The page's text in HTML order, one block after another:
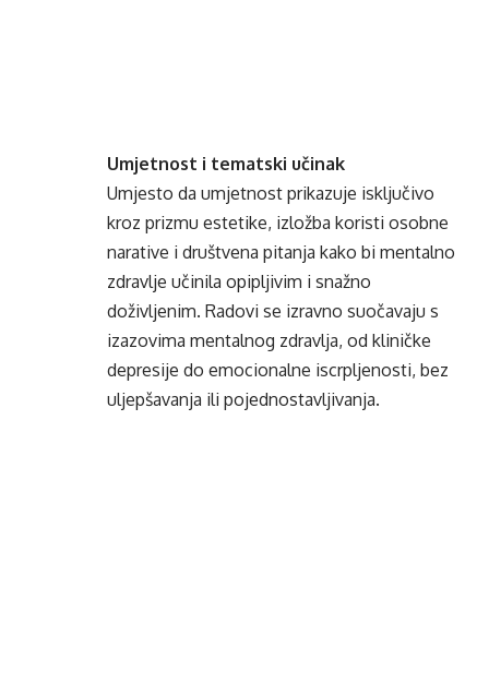
Umjetnost i tematski učinak
Umjesto da umjetnost prikazuje isključivo
kroz prizmu estetike, izložba koristi osobne
narative i društvena pitanja kako bi mentalno
zdravlje učinila opipljivim i snažno
doživljenim. Radovi se izravno suočavaju s
izazovima mentalnog zdravlja, od kliničke
depresije do emocionalne iscrpljenosti, bez
uljepšavanja ili pojednostavljivanja.